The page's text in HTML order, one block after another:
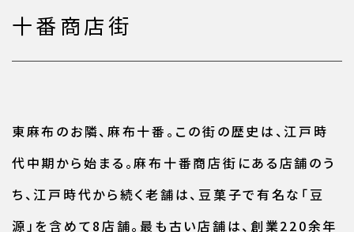
十番商店街
東麻布のお隣、麻布十番。この街の歴史は、江戸時
代中期から始まる。麻布十番商店街にある店舗のう
ち、江戸時代から続く老舗は、豆菓子で有名な「豆
源」を含めて8店舗。最も古い店舗は、創業220余年